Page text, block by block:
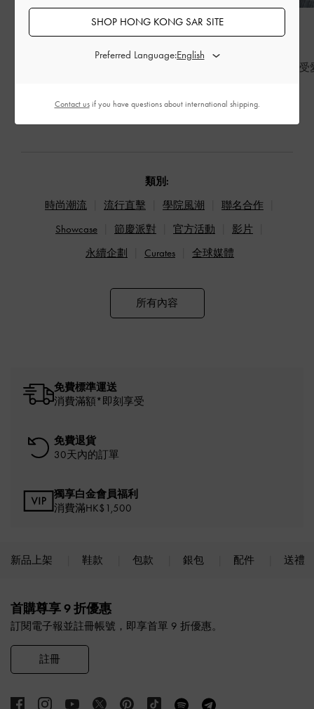
繼續閱讀
七夕，重新感
類別:
時尚潮流
流行直擊 學院風潮
聯名合作
Showcase
節慶派對 官方活動
影片
永續企劃
Curates 全球媒體
所有內容
免費標準運送
消費滿額*即刻享受
免費退貨
30天內的訂單
獨享白金會員福利
消費滿HK$1,500
新品上架 鞋款 包款 銀包 配件 送禮
首購尊享 9 折優惠
訂閱電子報並註冊帳號，即享首單 9 折優惠。
註冊
SHOP HONG KONG SAR SITE
Preferred Language:
Contact usif you have questions about international shipping.